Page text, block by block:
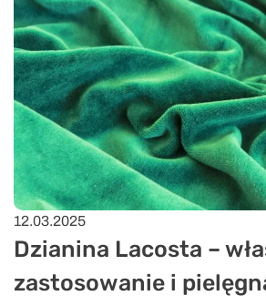
12.03.2025
Dzianina Lacosta –
zastosowanie i